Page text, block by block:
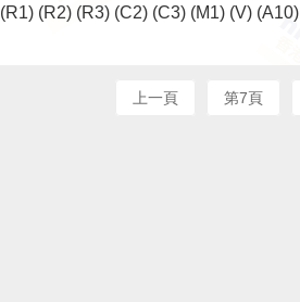
(R1) (R2) (R3) (C2) (C3) (M1) (V) (A10)
上一頁 第7頁